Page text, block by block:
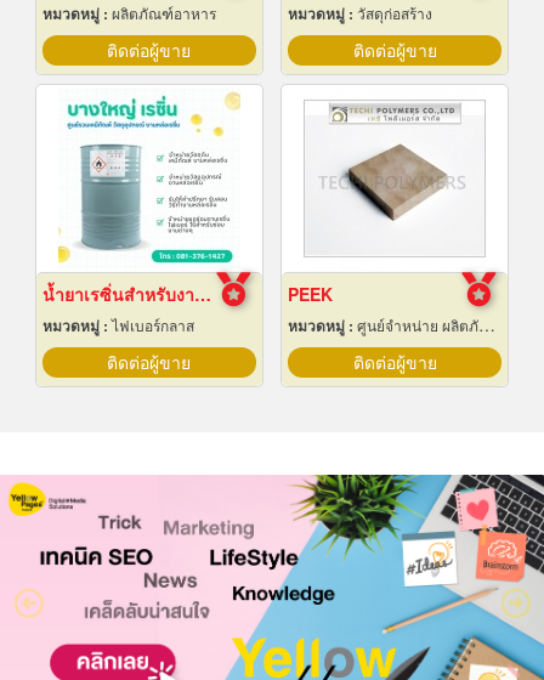
หมวดหมู่ : ผลิตภัณฑ์อาหาร
ติดต่อผู้ขาย
หมวดหมู่ : วัสดุก่อสร้าง
ติดต่อผู้ขาย
น้ำยาเรซิ่นสำหรับงานหล่อไฟเบอร์กลาส ขายราคาส่ง
หมวดหมู่ :ไฟเบอร์กลาส
ติดต่อผู้ขาย
PEEK
หมวดหมู่ : ศูนย์จำหน่าย ผลิตภัณฑ์พลาสติกชนิดแท่ง ท่อ แผ่นและสาย
ติดต่อผู้ขาย